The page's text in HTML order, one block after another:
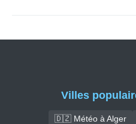
Villes
🇩🇿 Météo à Alger